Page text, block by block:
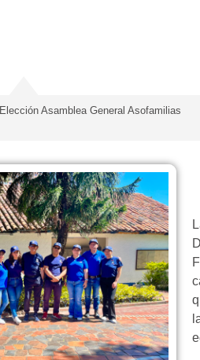
Elección Asamblea General Asofamilias